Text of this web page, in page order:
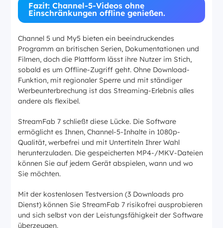
Fazit: Channel-5-Videos ohne
Einschränkungen offline genießen.
Channel 5 und My5 bieten ein beeindruckendes
Programm an britischen Serien, Dokumentationen und
Filmen, doch die Plattform lässt ihre Nutzer im Stich,
sobald es um Offline-Zugriff geht. Ohne Download-
Funktion, mit regionaler Sperre und mit ständiger
Werbeunterbrechung ist das Streaming-Erlebnis alles
andere als flexibel.
StreamFab 7 schließt diese Lücke. Die Software
ermöglicht es Ihnen, Channel-5-Inhalte in 1080p-
Qualität, werbefrei und mit Untertiteln Ihrer Wahl
herunterzuladen. Die gespeicherten MP4-/MKV-Dateien
können Sie auf jedem Gerät abspielen, wann und wo
Sie möchten.
Mit der kostenlosen Testversion (3 Downloads pro
Dienst) können Sie StreamFab 7 risikofrei ausprobieren
und sich selbst von der Leistungsfähigkeit der Software
überzeugen.